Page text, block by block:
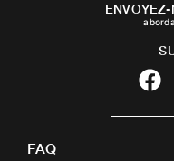
ENVOYEZ-
F
a
c
FAQ